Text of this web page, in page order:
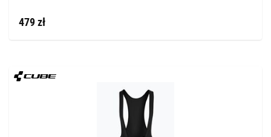
479 zł